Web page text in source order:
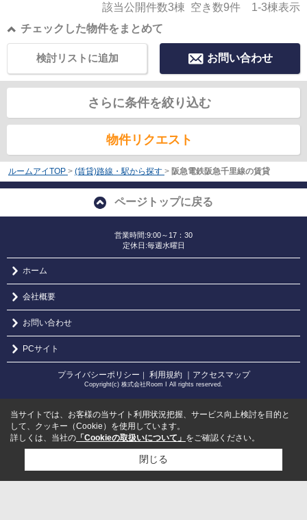
該当公開件数3棟 空き数9件 1-3棟表示
チェックした物件をまとめて
お問い合わせ
検討リストに追加
さらに条件を絞り込む
物件リクエスト
ルームアイTOP > (賃貸)路線・駅から探す > 阪急電鉄阪急千里線の賃貸
ページトップに戻る
営業時間:9:00～17：30
定休日:毎週水曜日
ホーム
会社概要
お問い合わせ
PCサイト
プライバシーポリシー ｜ 利用規約 ｜アクセスマップ
Copyright(c) 株式会社Room I All rights reserved.
当サイトでは、お客様の当サイト利用状況把握、サービス向上検討を目的と
して、クッキー（Cookie）を使用しています。
詳しくは、当社の 「Cookieの取扱いについて」 をご確認ください。
閉じる